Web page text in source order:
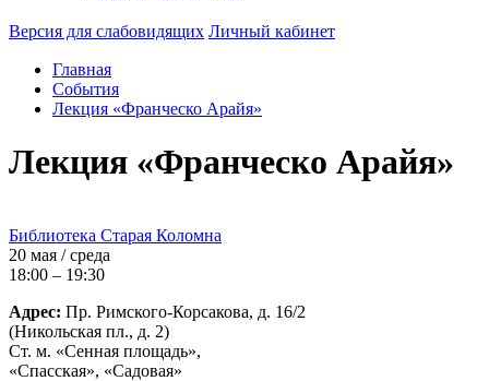
Версия для слабовидящих Личный кабинет
Главная
События
Лекция «Франческо Арайя»
Лекция «Франческо Арайя»
Библиотека Старая Коломна
20 мая / среда
18:00 – 19:30
Адрес: Пр. Римского-Корсакова, д. 16/2
(Никольская пл., д. 2)
Ст. м. «Сенная площадь»,
«Спасская», «Садовая»